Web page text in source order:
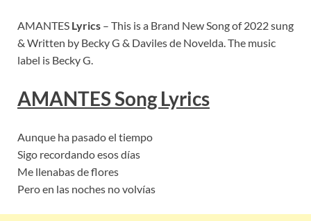
AMANTES Lyrics – This is a Brand New Song of 2022 sung
& Written by Becky G & Daviles de Novelda. The music
label is Becky G.
AMANTESSong Lyrics
Aunque ha pasado el tiempo
Sigo recordando esos días
Me llenabas de flores
Pero en las noches no volvías